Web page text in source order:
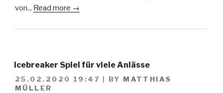
von... Read more →
Icebreaker Spiel für viele Anlässe
25.02.2020 19:47 BY MATTHIAS
MÜLLER